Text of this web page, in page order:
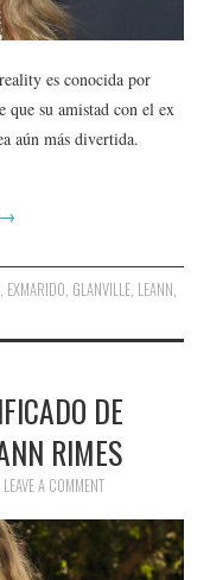
es conocida por
que su amistad con el ex
aún más divertida.
→
, EXMARIDO, GLANVILLE, LEANN,
DE
RIMES
LEAVE A COMMENT